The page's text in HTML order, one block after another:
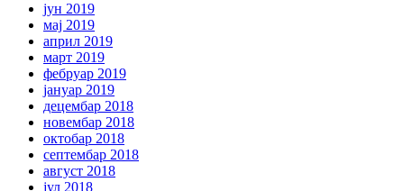
јун 2019
мај 2019
април 2019
март 2019
фебруар 2019
јануар 2019
децембар 2018
новембар 2018
октобар 2018
септембар 2018
август 2018
јул 2018